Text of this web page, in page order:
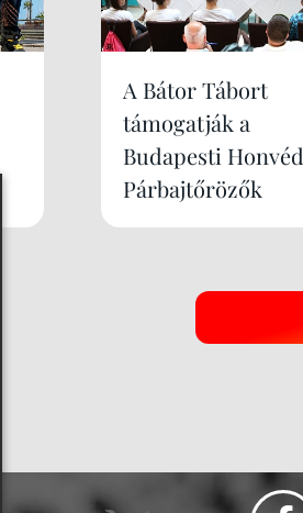
A Bátor Tábort
támogatják a
Budapesti Honvéd
Párbajtőrözők